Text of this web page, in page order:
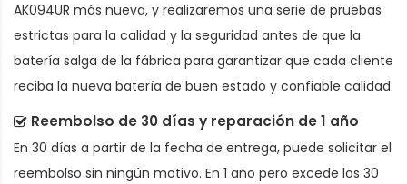
AK094UR más nueva, y realizaremos una serie de pruebas
estrictas para la calidad y la seguridad antes de que la
batería salga de la fábrica para garantizar que cada cliente
reciba la nueva batería de buen estado y confiable calidad.
Reembolso de 30 días y reparación de 1 año
En 30 días a partir de la fecha de entrega, puede solicitar el
reembolso sin ningún motivo. En 1 año pero excede los 30